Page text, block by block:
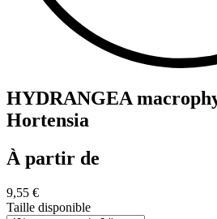
HYDRANGEA
Hortensia
À partir de
9,55 €
Taille disponible